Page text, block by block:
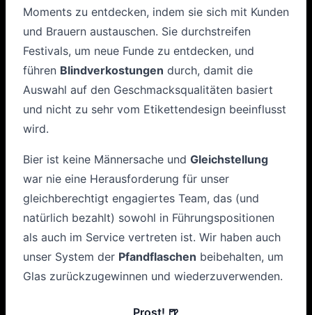
Moments zu entdecken, indem sie sich mit Kunden
und Brauern austauschen. Sie durchstreifen
Festivals, um neue Funde zu entdecken, und
führen Blindverkostungen durch, damit die
Auswahl auf den Geschmacksqualitäten basiert
und nicht zu sehr vom Etikettendesign beeinflusst
wird.
Bier ist keine Männersache und Gleichstellung
war nie eine Herausforderung für unser
gleichberechtigt engagiertes Team, das (und
natürlich bezahlt) sowohl in Führungspositionen
als auch im Service vertreten ist. Wir haben auch
unser System der Pfandflaschen beibehalten, um
Glas zurückzugewinnen und wiederzuverwenden.
Prost! 🍺